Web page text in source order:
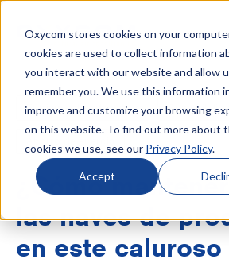
Oxycom stores cookies on your
cookies are used to collect information
you interact with our website and allow
remember you. We use this information
improve and customize your browsing
on this website. To find out more about
cookies we use, see our Privacy Policy.
Accept
Productos
IntrCooll:
de dos etapas
Refrigeración para la
90% menos de
PreCooll:
Go back
Industrias
INDUSTRIAS
Industria metalúrgica
Industria de panificación
Industria gráfica
Go back
Recursos
blogs y noticias
Whitepapers y Casos de estudio
Descargas
Go back
Sobre nosotros
Servicio
Distribuidores
Conviértete en partner de Oxycom
Go back
Languages
SWITCH TO
English
Nederlands
Go back
Enfriamiento adiabático
¿Cómo
las naves de
en este caluroso